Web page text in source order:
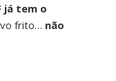
já tem o
frito… não